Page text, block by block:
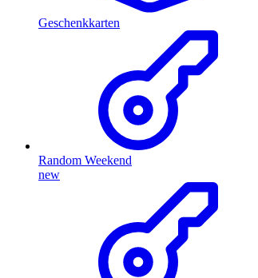
Geschenkkarten
Random Weekend
new